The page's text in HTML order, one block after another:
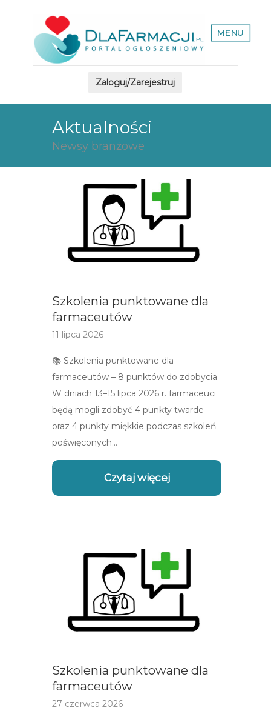
MENU
Zaloguj/Zarejestruj
Aktualności
Newsy branżowe
Szkolenia punktowane dla
farmaceutów
11 lipca 2026
📚 Szkolenia punktowane dla
farmaceutów – 8 punktów do zdobycia
W dniach 13–15 lipca 2026 r. farmaceuci
będą mogli zdobyć 4 punkty twarde
oraz 4 punkty miękkie podczas szkoleń
poświęconych…
Czytaj więcej
Szkolenia punktowane dla
farmaceutów
27 czerwca 2026